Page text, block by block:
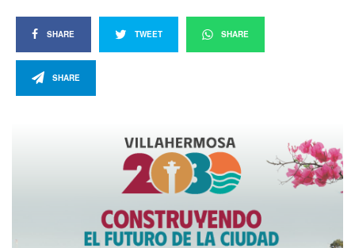
SHARE TWEET SHARE
SHARE